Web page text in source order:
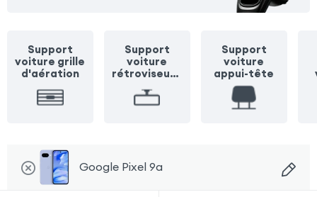
Support
voiture grille
d'aération
Support
voiture
rétroviseur /
Support
voiture
appui-tête
Google Pixel 9a